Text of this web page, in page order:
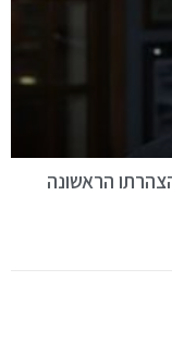
הראשונה